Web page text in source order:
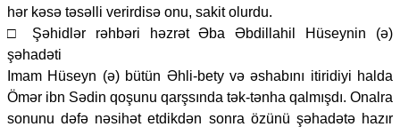
hər kəsə təsəlli verirdisə onu, sakit olurdu.
□ Şəhidlər rəhbəri həzrət Əba Əbdillahil Hüseynin (ə)
şəhadəti
Imam Hüseyn (ə) bütün Əhli-bety və əshabını itiridiyi halda
Ömər ibn Sədin qoşunu qarşsında tək-tənha qalmışdı. Onalra
sonunu dəfə nəsihət etdikdən sonra özünü şəhadətə hazır